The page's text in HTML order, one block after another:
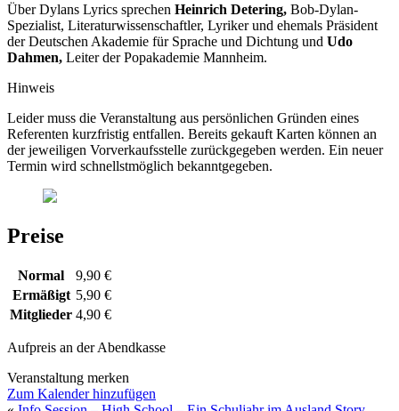
Über Dylans Lyrics sprechen Heinrich Detering, Bob-Dylan-
Spezialist, Literaturwissenschaftler, Lyriker und ehemals Präsident
der Deutschen Akademie für Sprache und Dichtung und Udo
Dahmen, Leiter der Popakademie Mannheim.
Hinweis
Leider muss die Veranstaltung aus persönlichen Gründen eines
Referenten kurzfristig entfallen. Bereits gekauft Karten können an
der jeweiligen Vorverkaufsstelle zurückgegeben werden. Ein neuer
Termin wird schnellstmöglich bekanntgegeben.
Preise
Normal
9,90 €
Ermäßigt 5,90 €
Mitglieder 4,90 €
Aufpreis an der Abendkasse
Veranstaltung merken
Zum Kalender hinzufügen